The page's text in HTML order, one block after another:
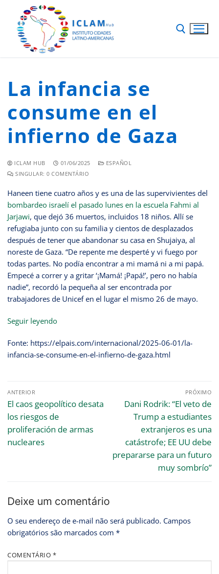
La infancia se
consume en el
infierno de Gaza
ICLAM HUB 01/06/2025
ESPAÑOL
SINGULAR: 0 COMENTÁRIO
Haneen tiene cuatro años y es una de las supervivientes del
bombardeo israelí el pasado lunes en la escuela Fahmi al
Jarjawi, que dejó 36 muertos, incluidos 18 niños. Allí se
refugiaba junto con su familia y cientos de desplazados
después de tener que abandonar su casa en Shujaiya, al
noreste de Gaza. “De repente me desperté y vi fuego por
todas partes. No podía encontrar a mi mamá ni a mi papá.
Empecé a correr y a gritar ‘¡Mamá! ¡Papá!’, pero no había
nadie”, recordó la pequeña al ser encontrada por
trabajadores de Unicef en el lugar el mismo 26 de mayo.
Seguir leyendo
Fonte: https://elpais.com/internacional/2025-06-01/la-
infancia-se-consume-en-el-infierno-de-gaza.html
ANTERIOR
El caos geopolítico desata
los riesgos de
proliferación de armas
nucleares
PRÓXIMO
Dani Rodrik: “El veto de
Trump a estudiantes
extranjeros es una
catástrofe; EE UU debe
prepararse para un futuro
muy sombrío”
Deixe um comentário
O seu endereço de e-mail não será publicado. Campos
obrigatórios são marcados com *
COMENTÁRIO *